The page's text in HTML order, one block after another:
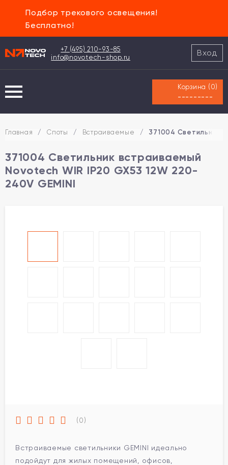
Подбор трекового освещения!
Бесплатно!
+7 (495) 210-93-85
info@novotech-shop.ru
Вход
Корзина ( 0)
---------
Главная / Споты / Встраиваемые / 371004 Светильник
371004 Светильник встраиваемый
Novotech WIR IP20 GX53 12W 220-
240V GEMINI
(0)
Встраиваемые светильники GEMINI идеально
подойдут для жилых помещений, офисов,